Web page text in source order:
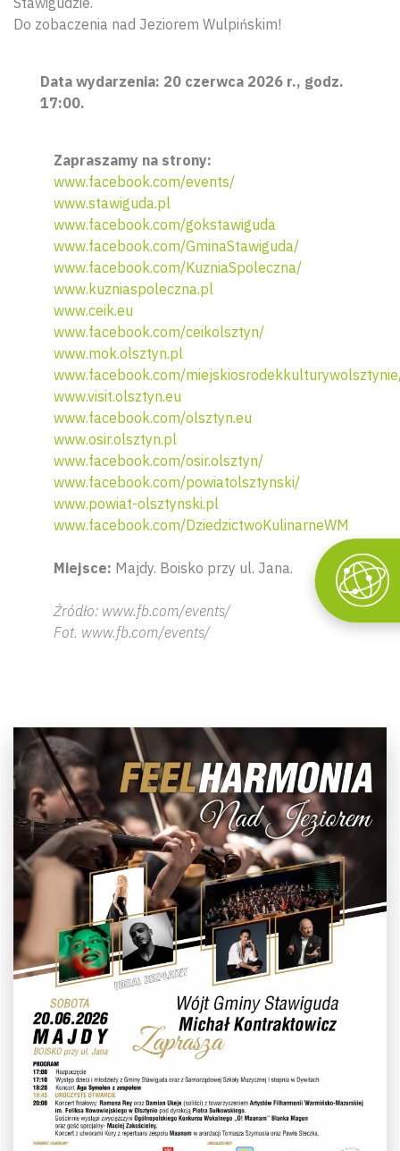
Do zobaczenia nad Jeziorem Wulpińskim!
Data wydarzenia: 20 czerwca 2026 r., godz.
17:00.
Zapraszamy na strony:
www.facebook.com/events/
www.stawiguda.pl
www.facebook.com/gokstawiguda
www.facebook.com/GminaStawiguda/
www.facebook.com/KuzniaSpoleczna/
www.kuzniaspoleczna.pl
www.ceik.eu
www.facebook.com/ceikolsztyn/
www.mok.olsztyn.pl
www.facebook.com/
www.visit.olsztyn.eu
www.facebook.com/olsztyn.eu
www.osir.olsztyn.pl
www.facebook.com/osir.olsztyn/
www.facebook.com/powiatolsztynski/
www.powiat-olsztynski.pl
www.facebook.com/DziedzictwoKulinarneWM
Miejsce: Majdy. Boisko przy ul. Jana.
Źródło: www.fb.com/events/
Fot. www.fb.com/events/